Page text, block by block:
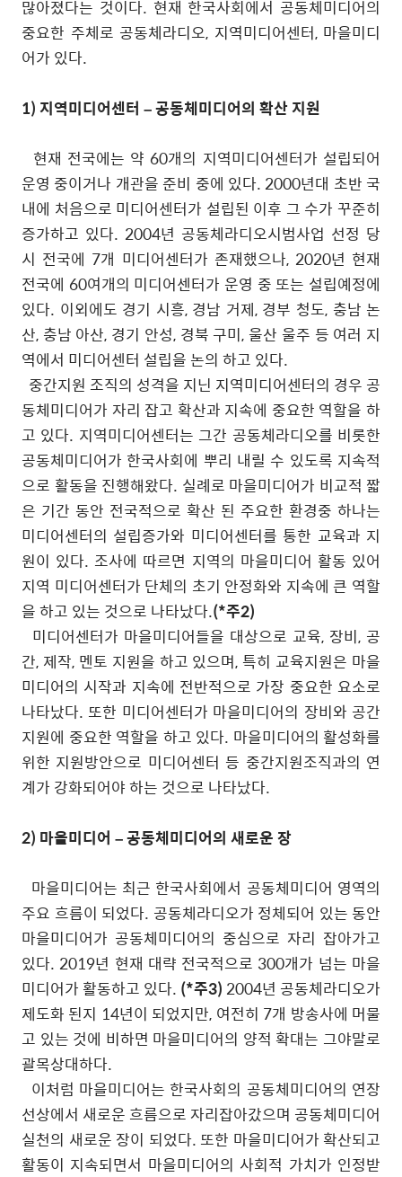
많아졌다는 것이다. 현재 한국사회에서 공동체미디어의
중요한 주체로 공동체라디오, 지역미디어센터, 마을미디
어가 있다.
1)지역미디어센터 –공동체미디어의 확산 지원
현재 전국에는 약 60개의 지역미디어센터가 설립되어
운영 중이거나 개관을 준비 중에 있다. 2000년대 초반 국
내에 처음으로 미디어센터가 설립된 이후 그 수가 꾸준히
증가하고 있다. 2004년 공동체라디오시범사업 선정 당
시 전국에 7개 미디어센터가 존재했으나, 2020년 현재
전국에 60여개의 미디어센터가 운영 중 또는 설립예정에
있다. 이외에도 경기 시흥, 경남 거제, 경부 청도, 충남 논
산, 충남 아산, 경기 안성, 경북 구미, 울산 울주 등 여러 지
역에서 미디어센터 설립을 논의 하고 있다.
중간지원 조직의 성격을 지닌 지역미디어센터의 경우 공
동체미디어가 자리 잡고 확산과 지속에 중요한 역할을 하
고 있다. 지역미디어센터는 그간 공동체라디오를 비롯한
공동체미디어가 한국사회에 뿌리 내릴 수 있도록 지속적
으로 활동을 진행해왔다. 실례로 마을미디어가 비교적 짧
은 기간 동안 전국적으로 확산 된 주요한 환경중 하나는
미디어센터의 설립증가와 미디어센터를 통한 교육과 지
원이 있다. 조사에 따르면 지역의 마을미디어 활동 있어
지역 미디어센터가 단체의 초기 안정화와 지속에 큰 역할
을 하고 있는 것으로 나타났다.(*주2)
미디어센터가 마을미디어들을 대상으로 교육, 장비, 공
간, 제작, 멘토 지원을 하고 있으며,특히 교육지원은 마을
미디어의 시작과 지속에 전반적으로 가장 중요한 요소로
나타났다. 또한 미디어센터가 마을미디어의 장비와 공간
지원에 중요한 역할을 하고 있다. 마을미디어의 활성화를
위한 지원방안으로 미디어센터 등 중간지원조직과의 연
계가 강화되어야 하는 것으로 나타났다.
2) 마을미디어 –공동체미디어의 새로운 장
마을미디어는 최근 한국사회에서 공동체미디어 영역의
주요 흐름이 되었다. 공동체라디오가 정체되어 있는 동안
마을미디어가 공동체미디어의 중심으로 자리 잡아가고
있다. 2019년 현재 대략 전국적으로 300개가 넘는 마을
미디어가 활동하고 있다. (*주3) 2004년 공동체라디오가
제도화 된지 14년이 되었지만, 여전히 7개 방송사에 머물
고 있는 것에 비하면 마을미디어의 양적 확대는 그야말로
괄목상대하다.
이처럼 마을미디어는 한국사회의 공동체미디어의 연장
선상에서 새로운 흐름으로 자리잡아갔으며 공동체미디어
실천의 새로운 장이 되었다. 또한 마을미디어가 확산되고
활동이 지속되면서 마을미디어의 사회적 가치가 인정받